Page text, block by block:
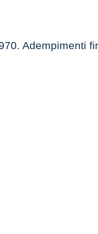
Adempimenti